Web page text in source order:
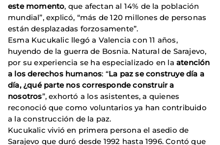
este momento, que afectan al 14% de la población
mundial”, explicó, “más de 120 millones de personas
están desplazadas forzosamente”.
Esma Kucukalic llegó a Valencia con 11 años,
huyendo de la guerra de Bosnia. Natural de Sarajevo,
por su experiencia se ha especializado en laatención
a los derechos humanos: “La paz se construye día a
día, ¿qué parte nos corresponde construir a
nosotros”, exhortó a los asistentes, a quienes
reconoció que como voluntarios ya han contribuido
a la construcción de la paz.
Kucukalic vivió en primera persona el asedio de
Sarajevo que duró desde 1992 hasta 1996. Contó que